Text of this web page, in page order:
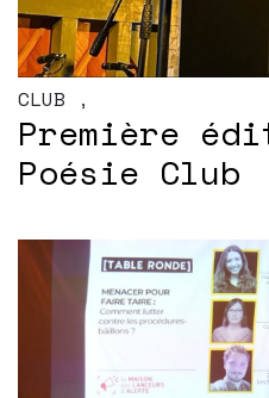
CLUB ,
Première
Poésie Club